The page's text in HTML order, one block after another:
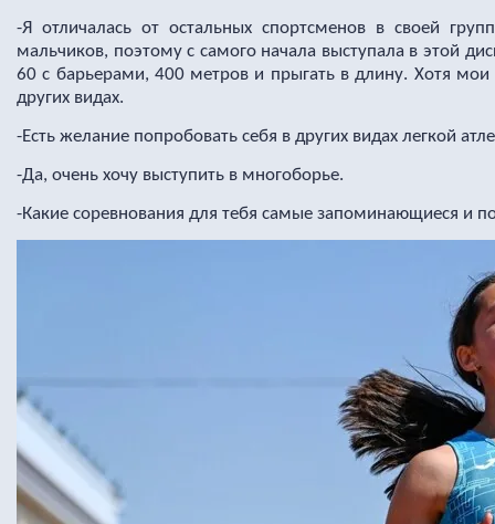
-Я отличалась от остальных спортсменов в своей
мальчиков, поэтому с самого начала выступала в этой
60 с барьерами, 400 метров и прыгать в длину. Хотя
других видах.
-Есть желание попробовать себя в других видах легкой
-Да, очень хочу выступить в многоборье.
-Какие соревнования для тебя самые запоминающиеся и